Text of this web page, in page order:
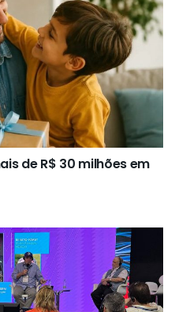
de R$ 30 milhões em